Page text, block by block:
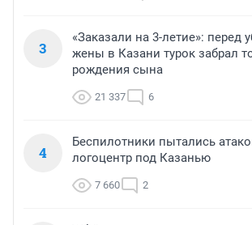
3
«Заказали на 3-летие»: перед
жены в Казани турок забрал
рождения сына
21 337 6
4
Беспилотники пытались
логоцентр под Казанью
7 660 2